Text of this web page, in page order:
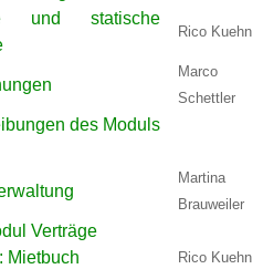
und statische
Rico Kuehn
Marco
Schettler
des Moduls
Martina
Brauweiler
Verträge
Mietbuch Rico Kuehn